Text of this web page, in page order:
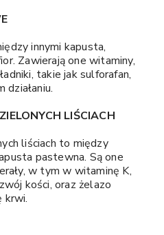
innymi kapusta,
Zawierają one witaminy,
takie jak sulforafan,
LIŚCIACH
liściach to między
pastewna. Są one
w tym w witaminę K,
kości, oraz żelazo
krwi.